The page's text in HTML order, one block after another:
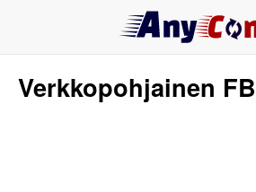
Verkkopohjainen